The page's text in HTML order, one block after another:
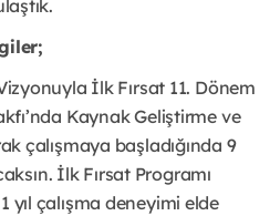
İlk Fırsat 11. Dönem
Kaynak Geliştirme ve
çalışmaya başladığında 9
İlk Fırsat Programı
yıl çalışma deneyimi elde